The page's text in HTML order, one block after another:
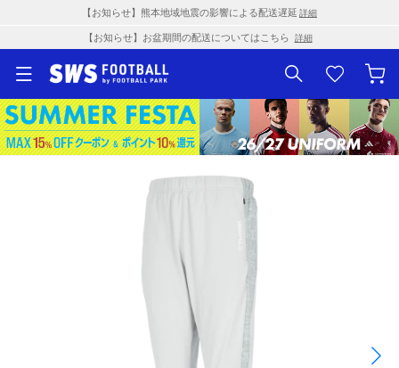
【お知らせ】熊本地域地震の影響による配送遅延 詳細
【お知らせ】お盆期間の配送についてはこちら 詳細